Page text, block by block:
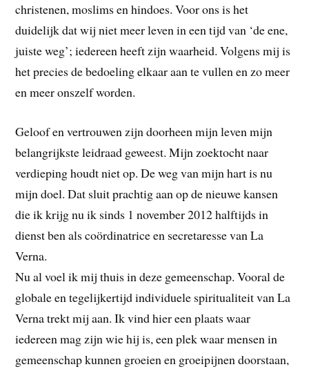
christenen, moslims en hindoes. Voor ons is het
duidelijk dat wij niet meer leven in een tijd van ‘de ene,
juiste weg’; iedereen heeft zijn waarheid. Volgens mij is
het precies de bedoeling elkaar aan te vullen en zo meer
en meer onszelf worden.
Geloof en vertrouwen zijn doorheen mijn leven mijn
belangrijkste leidraad geweest. Mijn zoektocht naar
verdieping houdt niet op. De weg van mijn hart is nu
mijn doel. Dat sluit prachtig aan op de nieuwe kansen
die ik krijg nu ik sinds 1 november 2012 halftijds in
dienst ben als coördinatrice en secretaresse van La
Verna.
Nu al voel ik mij thuis in deze gemeenschap. Vooral de
globale en tegelijkertijd individuele spiritualiteit van La
Verna trekt mij aan. Ik vind hier een plaats waar
iedereen mag zijn wie hij is, een plek waar mensen in
gemeenschap kunnen groeien en groeipijnen doorstaan,